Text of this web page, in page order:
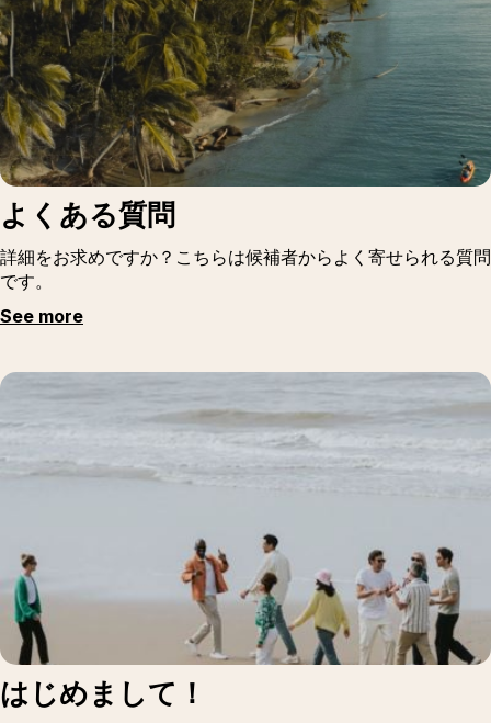
よくある質問
詳細をお求めですか？こちらは候補者からよく寄せられる質問
です。
See more
はじめまして！